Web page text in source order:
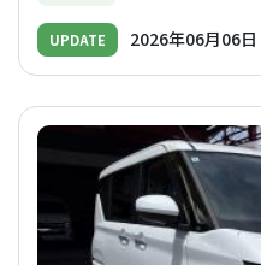
UPDATE 2026年06月06日